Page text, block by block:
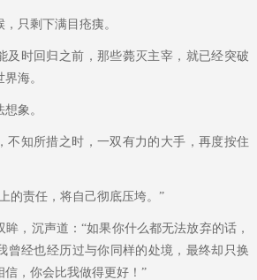
只剩下满目疮痍。
及时回归之前，那些薨灭主宰，就已经突破
海。
象。
不知所措之时，一双有力的大手，再度按住
的责任，将自己彻底压垮。”
，沉声道：“如果你什么都无法放弃的话，
曾经也经历过与你同样的处境，最终却只换
信，你会比我做得更好！”